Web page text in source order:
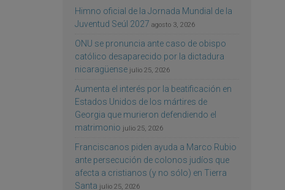
Himno oficial de la Jornada Mundial de la
Juventud Seúl 2027 agosto 3, 2026
ONU se pronuncia ante caso de obispo
católico desaparecido por la dictadura
nicaragüense julio 25, 2026
Aumenta el interés por la beatificación en
Estados Unidos de los mártires de
Georgia que murieron defendiendo el
matrimonio julio 25, 2026
Franciscanos piden ayuda a Marco Rubio
ante persecución de colonos judíos que
afecta a cristianos (y no sólo) en Tierra
Santa julio 25, 2026